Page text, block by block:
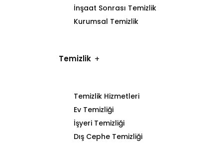
İnşaat Sonrası Temizlik
Kurumsal Temizlik
Temizlik
Temizlik Hizmetleri
Ev Temizliği
İşyeri Temizliği
Dış Cephe Temizliği